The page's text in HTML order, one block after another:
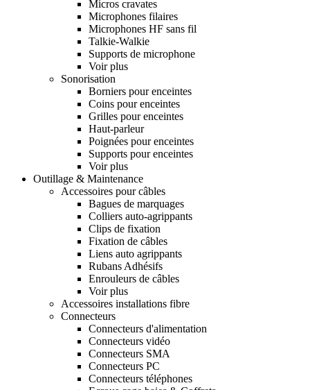
Micros cravates
Microphones filaires
Microphones HF sans fil
Talkie-Walkie
Supports de microphone
Voir plus
Sonorisation
Borniers pour enceintes
Coins pour enceintes
Grilles pour enceintes
Haut-parleur
Poignées pour enceintes
Supports pour enceintes
Voir plus
Outillage & Maintenance
Accessoires pour câbles
Bagues de marquages
Colliers auto-agrippants
Clips de fixation
Fixation de câbles
Liens auto agrippants
Rubans Adhésifs
Enrouleurs de câbles
Voir plus
Accessoires installations fibre
Connecteurs
Connecteurs d'alimentation
Connecteurs vidéo
Connecteurs SMA
Connecteurs PC
Connecteurs téléphones